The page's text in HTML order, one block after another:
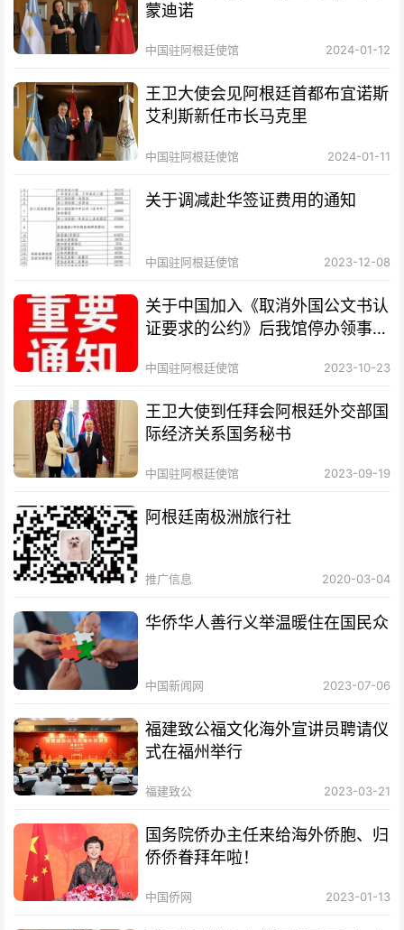
蒙迪诺
中国驻阿根廷使馆 2024-01-12
王卫大使会见阿根廷首都布宜诺斯
艾利斯新任市长马克里
中国驻阿根廷使馆 2024-01-11
关于调减赴华签证费用的通知
中国驻阿根廷使馆 2023-12-08
关于中国加入《取消外国公文书认
证要求的公约》后我馆停办领事认
中国驻阿根廷使馆 2023-10-23
王卫大使到任拜会阿根廷外交部国
际经济关系国务秘书
中国驻阿根廷使馆 2023-09-19
阿根廷南极洲旅行社
推广信息 2020-03-04
华侨华人善行义举温暖住在国民众
中国新闻网 2023-07-06
福建致公福文化海外宣讲员聘请仪
式在福州举行
福建致公 2023-03-21
国务院侨办主任来给海外侨胞、归
侨侨眷拜年啦！
中国侨网 2023-01-13